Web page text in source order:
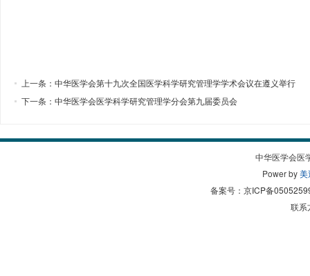
上一条： 中华医学会第十九次全国医学科学研究管理学学术会议在遵义举行
下一条： 中华医学会医学科学研究管理学分会第九届委员会
中华医学会医
Power by美
备案号： 京ICP备
联系